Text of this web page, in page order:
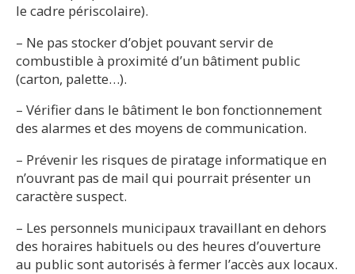
le cadre périscolaire).
– Ne pas stocker d’objet pouvant servir de
combustible à proximité d’un bâtiment public
(carton, palette…).
– Vérifier dans le bâtiment le bon fonctionnement
des alarmes et des moyens de communication.
– Prévenir les risques de piratage informatique en
n’ouvrant pas de mail qui pourrait présenter un
caractère suspect.
– Les personnels municipaux travaillant en dehors
des horaires habituels ou des heures d’ouverture
au public sont autorisés à fermer l’accès aux locaux.